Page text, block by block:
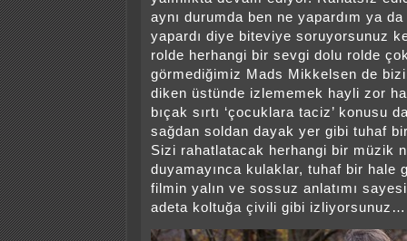
aynı durumda ben ne yapardım ya
yapardı diye biteviye soruyorsunuz
rolde herhangi bir sevgi dolu rolde
görmediğimiz Mads Mikkelsen de
diken üstünde izlememek hayli zor
bıçak sırtı ‘çocuklara taciz’ konusu
sağdan soldan dayak yer gibi tuhaf
Sizi rahatlatacak herhangi bir müzik
duyamayınca kulaklar, tuhaf bir hale
filmin yalın ve sossuz anlatımı
adeta koltuğa çivili gibi